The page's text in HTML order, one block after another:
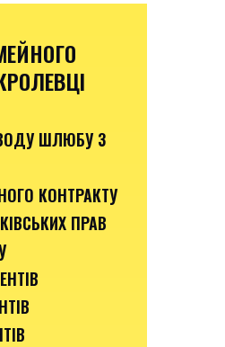
ШЛЮБУ З
КОНТРАКТУ
ПРАВ